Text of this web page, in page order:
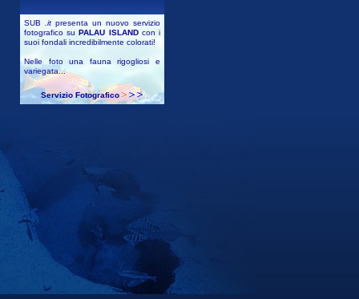
SUB .it presenta un nuovo servizio
fotografico suPALAU ISLANDcon i
suoi fondali incredibilmente colorati!
Nelle foto una fauna rigogliosi e
variegata...
Servizio Fotografico